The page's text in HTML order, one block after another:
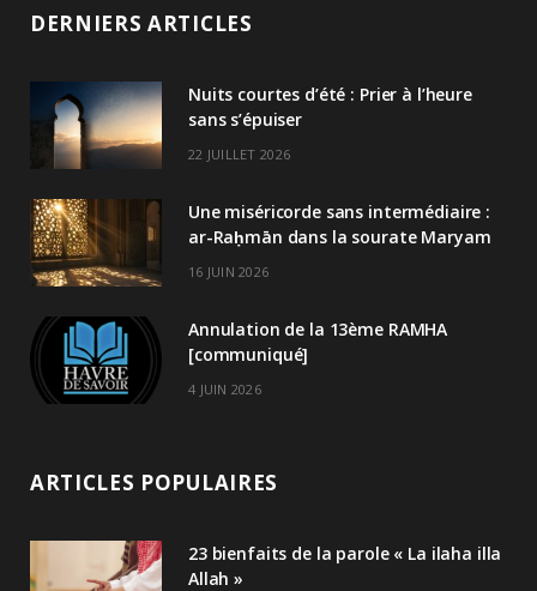
DERNIERS ARTICLES
Nuits courtes d’été : Prier à l’heure
sans s’épuiser
22 JUILLET 2026
Une miséricorde sans intermédiaire :
ar-Raḥmān dans la sourate Maryam
16 JUIN 2026
Annulation de la 13ème RAMHA
[communiqué]
4 JUIN 2026
ARTICLES POPULAIRES
23 bienfaits de la parole « La ilaha illa
Allah »